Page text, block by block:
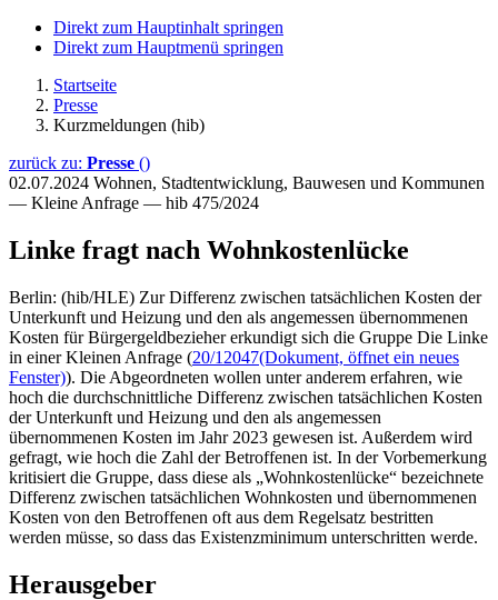
Direkt zum Hauptinhalt springen
Direkt zum Hauptmenü springen
Startseite
Presse
Kurzmeldungen (hib)
zurück zu: Presse ()
02.07.2024 Wohnen, Stadtentwicklung, Bauwesen und Kommunen
— Kleine Anfrage — hib 475/2024
Linke fragt nach Wohnkostenlücke
Berlin: (hib/HLE) Zur Differenz zwischen tatsächlichen Kosten der
Unterkunft und Heizung und den als angemessen übernommenen
Kosten für Bürgergeldbezieher erkundigt sich die Gruppe Die Linke
in einer Kleinen Anfrage (20/12047(Dokument, öffnet ein neues
Fenster)). Die Abgeordneten wollen unter anderem erfahren, wie
hoch die durchschnittliche Differenz zwischen tatsächlichen Kosten
der Unterkunft und Heizung und den als angemessen
übernommenen Kosten im Jahr 2023 gewesen ist. Außerdem wird
gefragt, wie hoch die Zahl der Betroffenen ist. In der Vorbemerkung
kritisiert die Gruppe, dass diese als „Wohnkostenlücke“ bezeichnete
Differenz zwischen tatsächlichen Wohnkosten und übernommenen
Kosten von den Betroffenen oft aus dem Regelsatz bestritten
werden müsse, so dass das Existenzminimum unterschritten werde.
Herausgeber